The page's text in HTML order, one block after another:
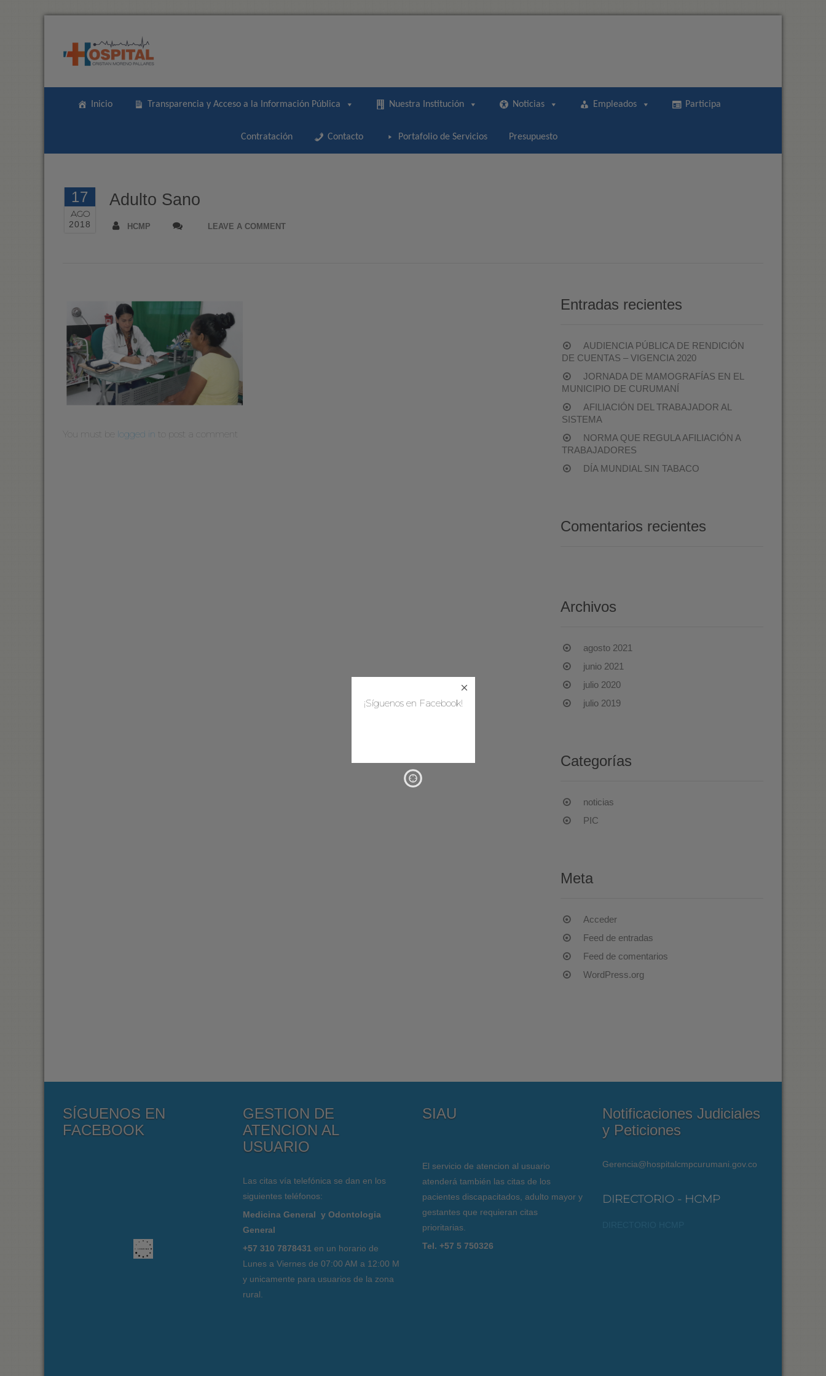
Inicio Transparencia y Acceso a la Información Pública Nuestra Institución Noticias Empleados Participa
Contratación Contacto Portafolio de Servicios Presupuesto
17
AGO
2018
Adulto Sano
HCMP LEAVE A COMMENT
You must be logged in to post a comment
Entradas recientes
AUDIENCIA PÚBLICA DE RENDICIÓN
DE CUENTAS – VIGENCIA 2020
JORNADA DE MAMOGRAFÍAS EN EL
MUNICIPIO DE CURUMANÍ
AFILIACIÓN DEL TRABAJADOR AL
SISTEMA
NORMA QUE REGULA AFILIACIÓN A
TRABAJADORES
DÍA MUNDIAL SIN TABACO
Comentarios recientes
Archivos
agosto 2021
junio 2021
julio 2020
julio 2019
Categorías
noticias
PIC
Meta
Acceder
Feed de entradas
Feed de comentarios
WordPress.org
SÍGUENOS EN
FACEBOOK
GESTION DE
ATENCION AL
USUARIO
Las citas vía telefónica se dan en los
siguientes teléfonos:
Medicina General y Odontologia
General
+57 310 7878431en un horario de
Lunes a Viernes de 07:00 AM a 12:00 M
y unicamente para usuarios de la zona
rural.
SIAU
El servicio de atencion al usuario
atenderá también las citas de los
pacientes discapacitados, adulto mayor y
gestantes que requieran citas
prioritarias.
Tel. +57 5 750326
Notificaciones Judiciales
y Peticiones
Gerencia@hospitalcmpcurumani.gov.co
DIRECTORIO - HCMP
¡Síguenos en Facebook!